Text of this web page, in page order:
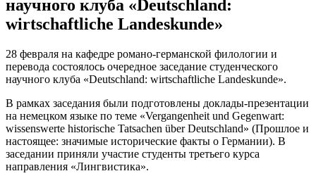
научного клуба «Deutschland:
wirtschaftliche Landeskunde»
28 февраля на кафедре романо-германской филологии и
перевода состоялось очередное заседание студенческого
научного клуба «Deutschland: wirtschaftliche Landeskunde».
В рамках заседания были подготовлены доклады-презентации
на немецком языке по теме «Vergangenheit und Gegenwart:
wissenswerte historische Tatsachen über Deutschland» (Прошлое и
настоящее: значимые исторические факты о Германии). В
заседании приняли участие студенты третьего курса
направления «Лингвистика».